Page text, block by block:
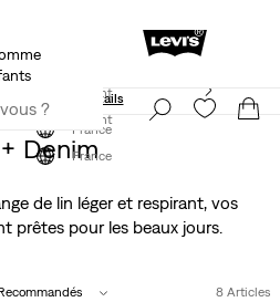
Unidays: Les étudiants bénéficient de -20%
maintenant
France
de Levi’s®, sur mesure,
Détails
maintenant
France
Denim
de lin léger et respirant, vos
prêtes pour les beaux jours.
8 Articles